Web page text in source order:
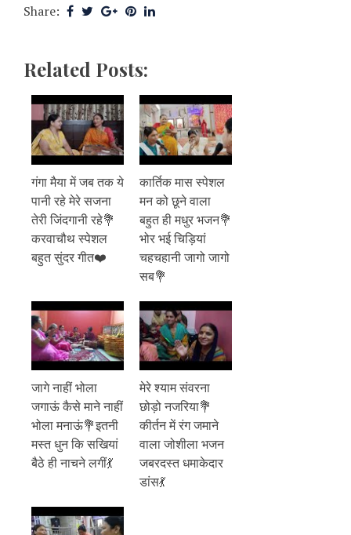
Share:
Related Posts:
गंगा मैया में जब तक ये
पानी रहे मेरे सजना
तेरी जिंदगानी रहे💐
करवाचौथ स्पेशल
बहुत सुंदर गीत❤️
कार्तिक मास स्पेशल
मन को छूने वाला
बहुत ही मधुर भजन💐
भोर भई चिड़ियां
चहचहानी जागो जागो
सब💐
जागे नाहीं भोला
जगाऊं कैसे माने नाहीं
भोला मनाऊं💐इतनी
मस्त धुन कि सखियां
बैठे ही नाचने लगीं💃
मेरे श्याम संवरना
छोड़ो नजरिया💐
कीर्तन में रंग जमाने
वाला जोशीला भजन
जबरदस्त धमाकेदार
डांस💃